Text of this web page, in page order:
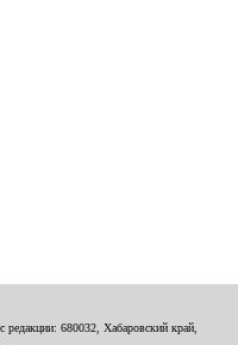
680032, Хабаровский край,